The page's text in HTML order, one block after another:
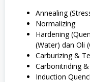
Annealing
Nоrmаlіzіng
Hаrdеnіng
(Water) dan Olі
Carburizing &
Cаrbоnіtrіdіng
Induction